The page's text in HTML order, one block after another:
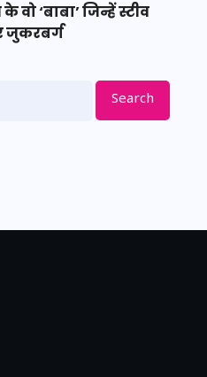
वो ‘बाबा’ जिन्हें स्टीव
जुकरबर्ग
Search
लक, डेवलपमेंट का